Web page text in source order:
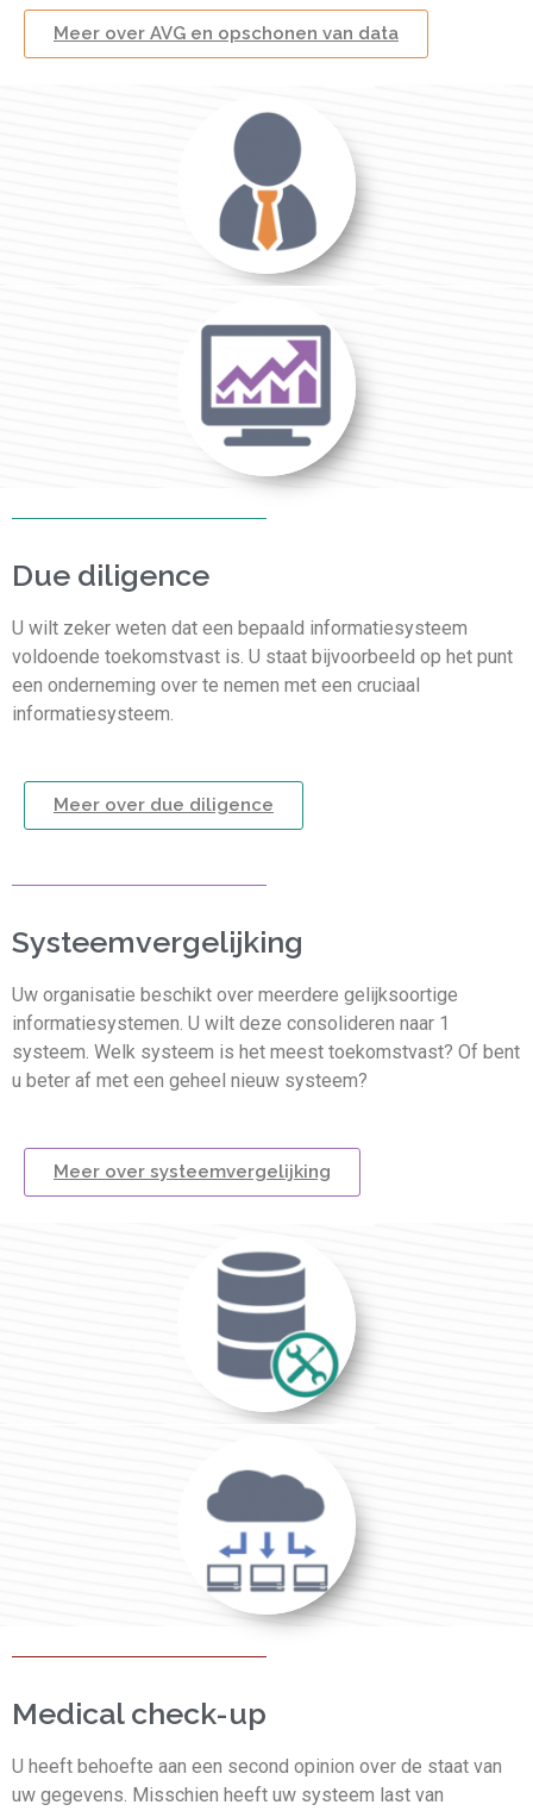
Meer over AVG en opschonen van data
Due diligence
U wilt zeker weten dat een bepaald informatiesysteem
voldoende toekomstvast is. U staat bijvoorbeeld op het punt
een onderneming over te nemen met een cruciaal
informatiesysteem.
Meer over due diligence
Systeemvergelijking
Uw organisatie beschikt over meerdere gelijksoortige
informatiesystemen. U wilt deze consolideren naar 1
systeem. Welk systeem is het meest toekomstvast? Of bent
u beter af met een geheel nieuw systeem?
Meer over systeemvergelijking
Medical check-up
U heeft behoefte aan een second opinion over de staat van
uw gegevens. Misschien heeft uw systeem last van